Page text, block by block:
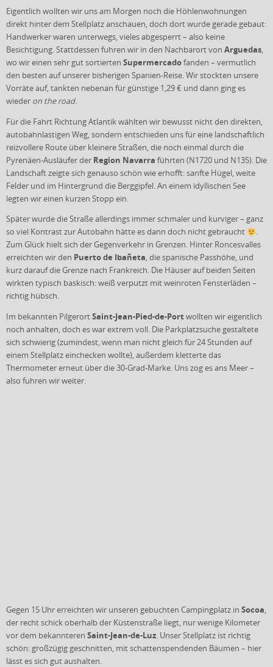
Eigentlich wollten wir uns am Morgen noch die Höhlenwohnungen
direkt hinter dem Stellplatz anschauen, doch dort wurde gerade gebaut:
Handwerker waren unterwegs, vieles abgesperrt – also keine
Besichtigung. Stattdessen fuhren wir in den Nachbarort von Arguedas,
wo wir einen sehr gut sortierten Supermercadofanden – vermutlich
den besten auf unserer bisherigen Spanien-Reise. Wir stockten unsere
Vorräte auf, tankten nebenan für günstige 1,29 € und dann ging es
wieder on the road.
Für die Fahrt Richtung Atlantik wählten wir bewusst nicht den direkten,
autobahnlastigen Weg, sondern entschieden uns für eine landschaftlich
reizvollere Route über kleinere Straßen, die noch einmal durch die
Pyrenäen-Ausläufer der Region Navarra führten (N1720 und N135). Die
Landschaft zeigte sich genauso schön wie erhofft: sanfte Hügel, weite
Felder und im Hintergrund die Berggipfel. An einem idyllischen See
legten wir einen kurzen Stopp ein.
Später wurde die Straße allerdings immer schmaler und kurviger – ganz
so viel Kontrast zur Autobahn hätte es dann doch nicht gebraucht
.
Zum Glück hielt sich der Gegenverkehr in Grenzen. Hinter Roncesvalles
erreichten wir den Puerto de Ibañeta, die spanische Passhöhe, und
kurz darauf die Grenze nach Frankreich. Die Häuser auf beiden Seiten
wirkten typisch baskisch: weiß verputzt mit weinroten Fensterläden –
richtig hübsch.
Im bekannten PilgerortSaint-Jean-Pied-de-Portwollten wir eigentlich
noch anhalten, doch es war extrem voll. Die Parkplatzsuche gestaltete
sich schwierig (zumindest, wenn man nicht gleich für 24 Stunden auf
einem Stellplatz einchecken wollte), außerdem kletterte das
Thermometer erneut über die 30-Grad-Marke. Uns zog es ans Meer –
also fuhren wir weiter.
Gegen 15 Uhr erreichten wir unseren gebuchten Campingplatz in Socoa,
der recht schick oberhalb der Küstenstraße liegt, nur wenige Kilometer
vor dem bekannteren Saint-Jean-de-Luz. Unser Stellplatz ist richtig
schön: großzügig geschnitten, mit schattenspendenden Bäumen – hier
lässt es sich gut aushalten.